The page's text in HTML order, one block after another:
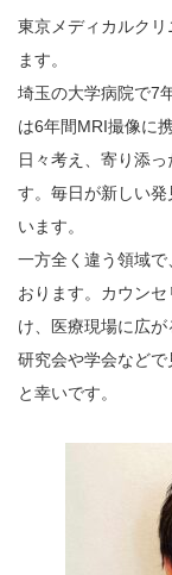
東京メディカルク
ます。
埼玉の大学病院で7
は6年間MRI撮像に
日々考え、寄り添
す。毎日が新しい
います。
一方全く違う領域
おります。カウン
け、医療現場に広が
研究会や学会など
と幸いです。